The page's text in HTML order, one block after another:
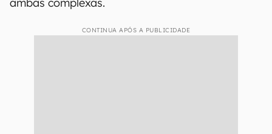
CONTINUA APÓS A PUBLICIDADE